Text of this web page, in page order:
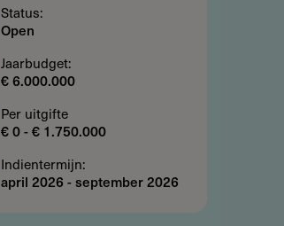
Status:
Open
Jaarbudget:
€ 6.000.000
Per uitgifte
€ 0 - € 1.750.000
Indientermijn:
april 2026 -september 2026